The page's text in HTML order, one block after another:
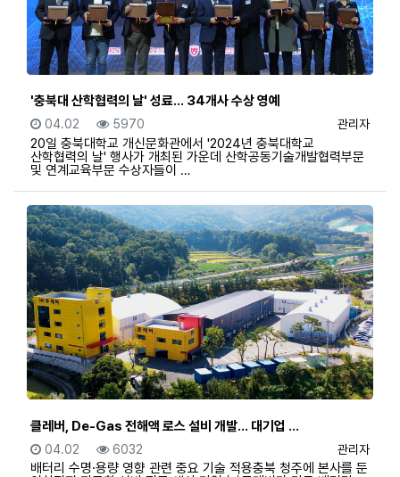
'충북대 산학협력의 날' 성료… 34개사 수상 영예
등록자
관리자
등록일
04.02 조회
5970
20일 충북대학교 개신문화관에서 '2024년 충북대학교
산학협력의 날' 행사가 개최된 가운데 산학공동기술개발협력부문
및 연계교육부문 수상자들이 …
클레버, De-Gas 전해액 로스 설비 개발… 대기업 …
등록자
관리자
등록일
04.02 조회
6032
배터리 수명·용량 영향 관련 중요 기술 적용충북 청주에 본사를 둔